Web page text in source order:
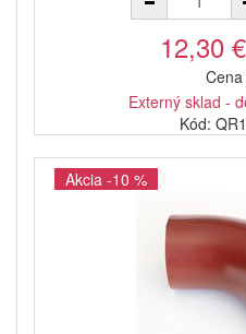
12,30
Externý sklad -
Kód:
Akcia -10 %